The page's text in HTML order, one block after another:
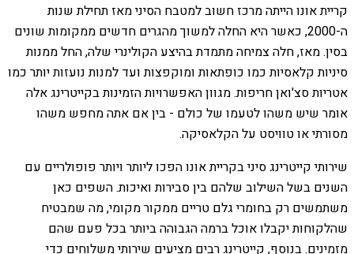
קריית אונו הייתה מרכז חשוב למטבח הסיני מאז תחילת שנות
ה-2000, כאשר היא החלה למשוך מהגרים חדשים ממקומות שונים
בסין. מאז, חלה צמיחה מתמדת בהיצע הקולינרי שלה, החל ממנות
סיניות קלאסיות כמו כופתאות ומוקפצות ועד למנות נועזות יותר כמו
אטריות סצ'ואן חריפות. מגוון האפשרויות הזמינות בקייטרינג אלה
אומר שיש משהו לטעמו של כולם - בין אם אתה מחפש משהו
מסורתי או טוויסט על הקלאסיקה.
שירותי קייטרינג סיני בקריית אונו הפכו ליותר ויותר פופולריים עם
השנים בשל השילוב שלהם בין סבירות ואיכות. השפים כאן
משתמשים רק בחומרי גלם טריים ממקור מקומי, מה שמבטיח
שהלקוחות יקבלו אוכל ברמה הגבוהה ביותר בכל פעם שהם
מזמינים. בנוסף, קייטרינג רבים מציעים שירותי משלוחים כדי